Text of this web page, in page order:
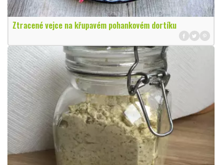
Ztracené vejce na křupavém pohankovém dortíku